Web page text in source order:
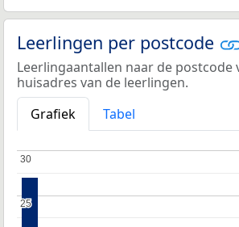
Leerlingen per postcode
Leerlingaantallen naar de postcode
huisadres van de leerlingen.
Grafiek
Tabel
25
25
30
30